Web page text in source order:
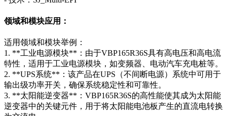
领域和模块应用：
适用领域和模块举例：
1. **工业电源模块**：由于VBP165R36S具有高电压和高电流
特性，适用于工业电源模块，如变频器、电动汽车充电桩等。
2. **UPS系统**：该产品在UPS（不间断电源）系统中可用于
输出级功率开关，确保系统稳定性和可靠性。
3. **太阳能逆变器**：VBP165R36S的高性能使其成为太阳能
逆变器中的关键元件，用于将太阳能电池板产生的直流电转换